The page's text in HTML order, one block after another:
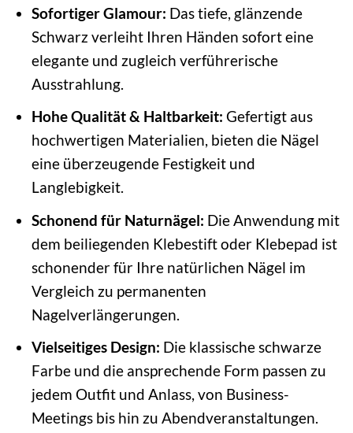
Sofortiger Glamour: Das tiefe, glänzende
Schwarz verleiht Ihren Händen sofort eine
elegante und zugleich verführerische
Ausstrahlung.
Hohe Qualität & Haltbarkeit: Gefertigt aus
hochwertigen Materialien, bieten die Nägel
eine überzeugende Festigkeit und
Langlebigkeit.
Schonend für Naturnägel: Die Anwendung mit
dem beiliegenden Klebestift oder Klebepad ist
schonender für Ihre natürlichen Nägel im
Vergleich zu permanenten
Nagelverlängerungen.
Vielseitiges Design: Die klassische schwarze
Farbe und die ansprechende Form passen zu
jedem Outfit und Anlass, von Business-
Meetings bis hin zu Abendveranstaltungen.